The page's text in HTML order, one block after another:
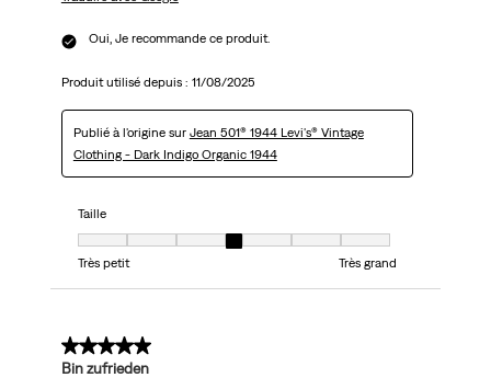
Oui, Je recommande ce produit.
Produit utilisé depuis : 11/08/2025
Publié à l'origine sur Jean 501® 1944 Levi's® Vintage
Clothing - Dark Indigo Organic 1944
Taille
Taille, 4 sur 7, où 1 est égal à Très petit et 7 est égal à Très grand
Très petit
Très grand
5 sur 5 étoiles.
Bin zufrieden